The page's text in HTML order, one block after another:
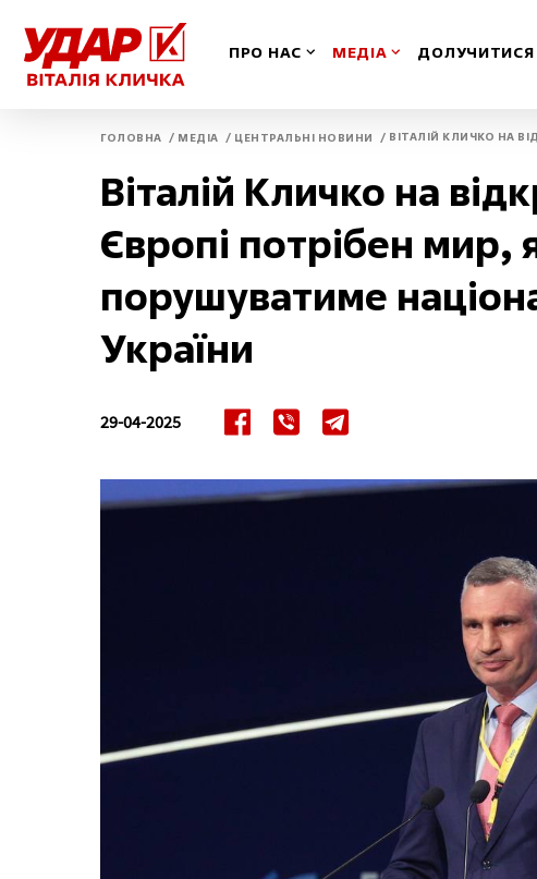
ПРО НАС МЕДІА ДОЛУЧИТИСЯ
Вінницька
Волинська
Дніпропетровська
Донецька
Житомирська
Запорізька
Івано-
Київська
ГОЛОВНА / МЕДІА / ЦЕНТРАЛЬНІ НОВИНИ / ВІТАЛІЙ КЛИЧКО НА
Віталій Кличко на
Європі потрібен мир,
порушуватиме
України
29-04-2025